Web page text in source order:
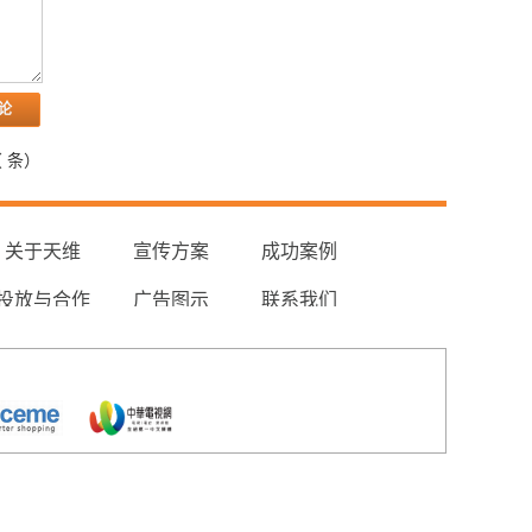
条）
关于天维 宣传方案 成功案例
放与合作 广告图示 联系我们